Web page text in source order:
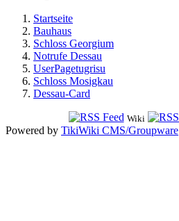
Startseite
Bauhaus
Schloss Georgium
Notrufe Dessau
UserPagetugrisu
Schloss Mosigkau
Dessau-Card
Wiki
Powered by TikiWiki CMS/Groupware